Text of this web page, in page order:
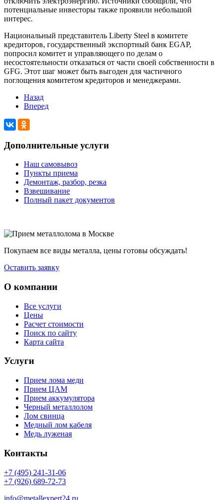
потенциальные инвесторы также проявили небольшой
интерес.
Национальный представитель Liberty Steel в комитете
кредиторов, государственный экспортный банк EGAP,
попросил комитет и управляющего по делам о
несостоятельности отказаться от части своей собственности в
GFG. Этот шаг может быть выгоден для частичного
поглощения комитетом кредиторов и менеджерами.
Назад
Вперед
Дополнительные услуги
Наш самовывоз
Пункты приема
Демонтаж, разбор, резка
Взвешивание
Полный пакет документов
Покупаем все виды металла, цены готовы обсуждать!
Оставить заявку
О компании
Все услуги
Цены
Расчет стоимости
Поиск по сайту
Карта сайта
Услуги
Прием лома меди
Прием ЦАМ
Прием аккумулятора
Черный металлолом
Лом свинца
Медный лом кабеля
Медь луженая
Контакты
+7 (495) 241-31-06
+7 (926) 689-72-73
info@metallexpert24.ru